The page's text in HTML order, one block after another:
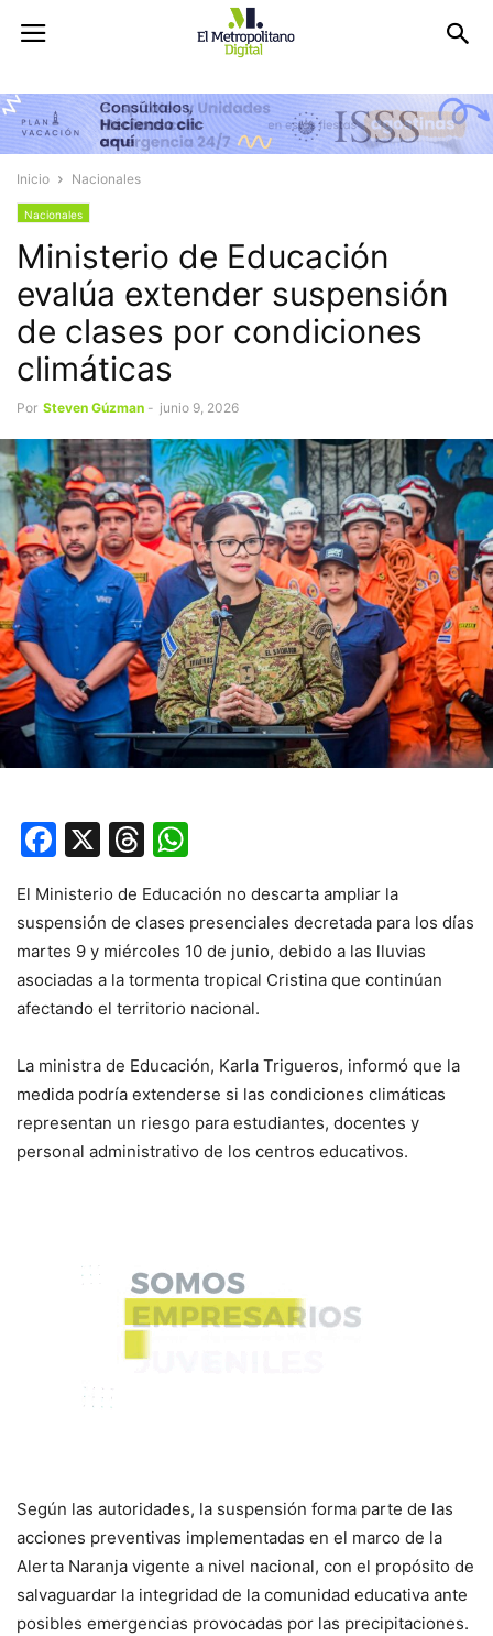
Inicio Nacionales
Nacionales
Ministerio de Educación
evalúa extender suspensión
de clases por condiciones
climáticas
Por Steven Gúzman - junio 9, 2026
Facebook
X Threads
El Ministerio de Educación no descarta ampliar la
suspensión de clases presenciales decretada para los días
martes 9 y miércoles 10 de junio, debido a las lluvias
asociadas a la tormenta tropical Cristina que continúan
afectando el territorio nacional.
La ministra de Educación, Karla Trigueros, informó que la
medida podría extenderse si las condiciones climáticas
representan un riesgo para estudiantes, docentes y
personal administrativo de los centros educativos.
Según las autoridades, la suspensión forma parte de las
acciones preventivas implementadas en el marco de la
Alerta Naranja vigente a nivel nacional, con el propósito de
salvaguardar la integridad de la comunidad educativa ante
posibles emergencias provocadas por las precipitaciones.